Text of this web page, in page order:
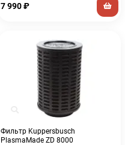
7 990₽
Фильтр Kuppersbusch
PlasmaMade ZD 8000